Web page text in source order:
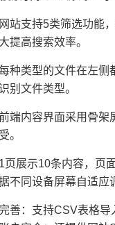
站支持5类筛选功能
提高搜索效率。
种类型的文件在左
别文件类型。
端内容界面采用骨
。
页展示10条内容，页
不同设备屏幕自适应
善：支持CSV表格